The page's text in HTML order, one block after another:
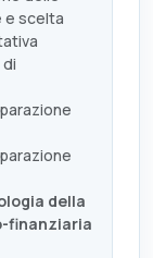
e scelta
della
finanziaria